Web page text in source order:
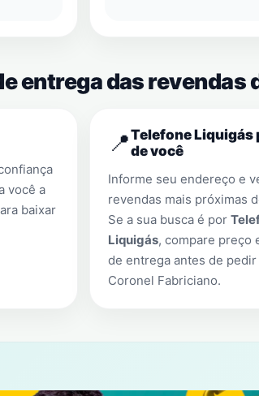
entrega das
você a
baixar
📍Telefone Liquigás
de você
Informe seu endereço e
revendas mais próximas
Se a sua busca é por
Liquigás, compare preço
de entrega antes de pedir
Coronel Fabriciano.